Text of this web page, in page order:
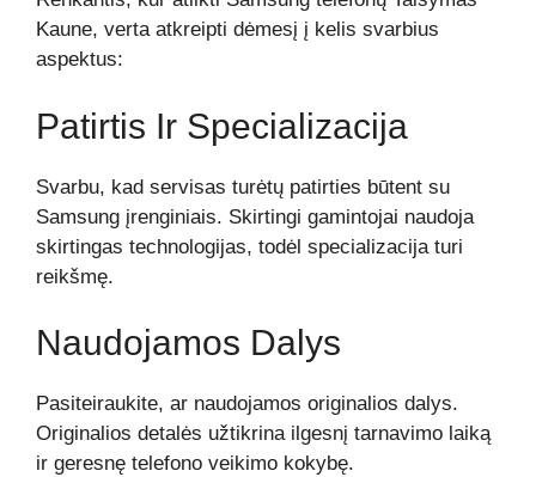
Kaune, verta atkreipti dėmesį į kelis svarbius
aspektus:
Patirtis Ir Specializacija
Svarbu, kad servisas turėtų patirties būtent su
Samsung įrenginiais. Skirtingi gamintojai naudoja
skirtingas technologijas, todėl specializacija turi
reikšmę.
Naudojamos Dalys
Pasiteiraukite, ar naudojamos originalios dalys.
Originalios detalės užtikrina ilgesnį tarnavimo laiką
ir geresnę telefono veikimo kokybę.